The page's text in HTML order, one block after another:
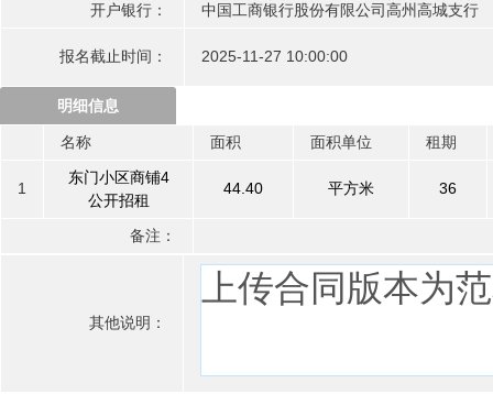
中国工商银行股份有限公司高州高城支行